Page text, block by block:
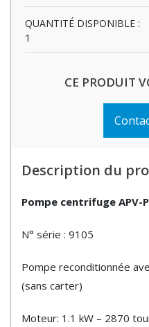
QUANTITÉ DISPONIBLE :
1
CE PRODUIT
Description du
Pompe centrifuge APV-
N° série : 9105
Pompe reconditionnée
(sans carter)
Moteur: 1.1 kW – 2870